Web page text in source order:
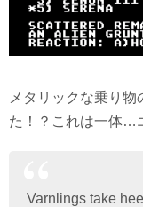
メタリックな乗り
た！？これは一体…
Varnlings take